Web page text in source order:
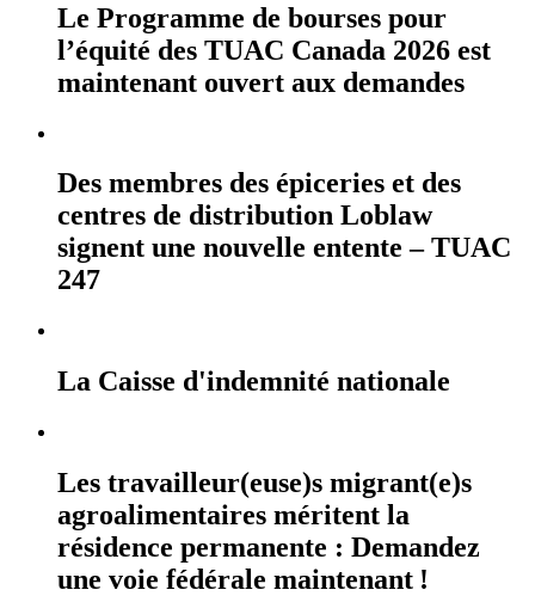
Le Programme de bourses pour
l’équité des TUAC Canada 2026 est
maintenant ouvert aux demandes
Des membres des épiceries et des
centres de distribution Loblaw
signent une nouvelle entente – TUAC
247
La Caisse d'indemnité nationale
Les travailleur(euse)s migrant(e)s
agroalimentaires méritent la
résidence permanente : Demandez
une voie fédérale maintenant !